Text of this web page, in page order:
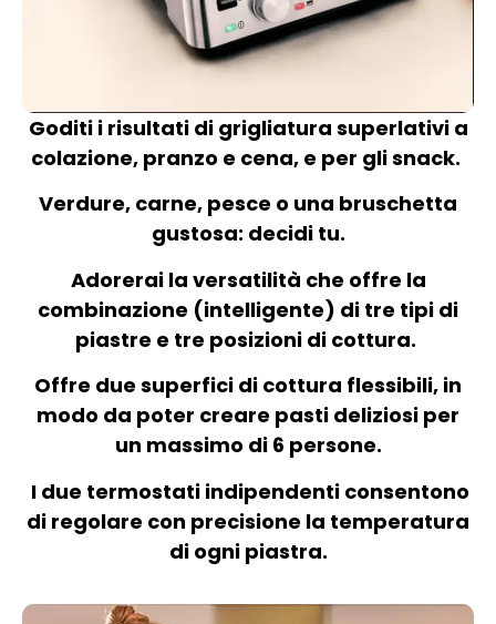
Goditi i risultati di grigliatura superlativi a
colazione, pranzo e cena, e per gli snack.
Verdure, carne, pesce o una bruschetta
gustosa: decidi tu.
Adorerai la versatilità che offre la
combinazione (intelligente) di tre tipi di
piastre e tre posizioni di cottura.
Offre due superfici di cottura flessibili, in
modo da poter creare pasti deliziosi per
un massimo di 6 persone.
I due termostati indipendenti consentono
di regolare con precisione la temperatura
di ogni piastra.